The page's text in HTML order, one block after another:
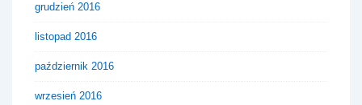
grudzień 2016
listopad 2016
październik 2016
wrzesień 2016